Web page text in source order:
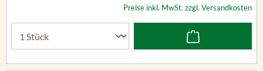
Preise inkl. MwSt. zzgl. Versandkosten